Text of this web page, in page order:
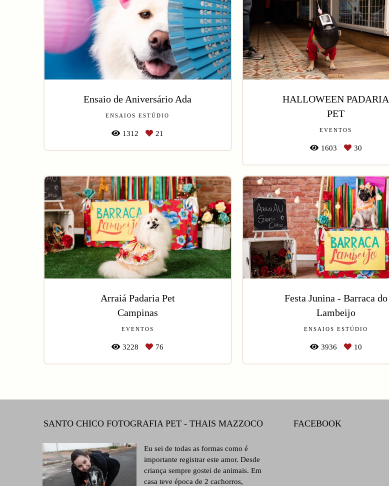
Ensaio de Aniversário Ada
ENSAIOS ESTÚDIO
1312 21
HALLOWEEN PADARIA
PET
EVENTOS
1603 30
Arraiá Padaria Pet
Campinas
EVENTOS
3228 76
Festa Junina - Barraca do
Lambeijo
ENSAIOS ESTÚDIO
3936 10
SANTO CHICO FOTOGRAFIA PET - THAIS MAZZOCO
Eu sei de todas as formas como é
importante registrar este amor. Desde
criança sempre gostei de animais. Em
casa teve época de 2 cachorros,
FACEBOOK